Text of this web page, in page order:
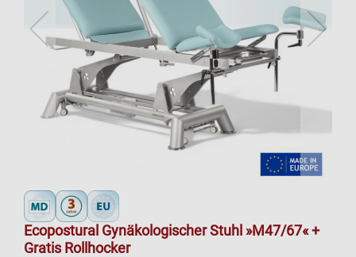
Ecopostural Gynäkologischer Stuhl »M47/67« +
Gratis Rollhocker